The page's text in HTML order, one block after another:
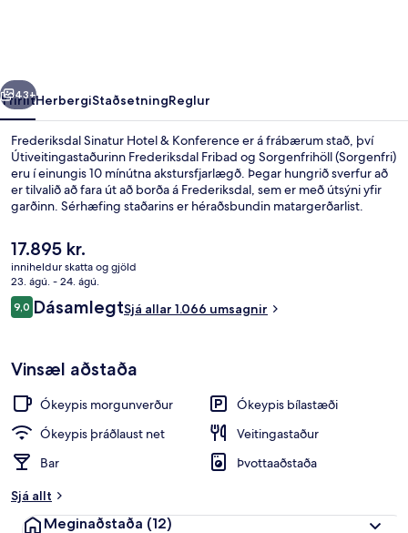
Næsta
43+
YfirlitHerbergiStaðsetningReglur
Frederiksdal Sinatur Hotel & Konference er á frábærum stað, því
Útiveitingastaðurinn Frederiksdal Fribad og Sorgenfrihöll (Sorgenfri)
eru í einungis 10 mínútna akstursfjarlægð. Þegar hungrið sverfur að
er tilvalið að fara út að borða á Frederiksdal, sem er með útsýni yfir
garðinn. Sérhæfing staðarins er héraðsbundin matargerðarlist.
staðarins.
Núverandi
verð
er
17.895 kr.
17.895 kr.
inniheldur skatta og gjöld
23. ágú. - 24. ágú.
Umsagnir
9,09,0 af 10
DásamlegtSjá allar 1.066 umsagnir
Vinsæl aðstaða
Ókeypis morgunverður
Ókeypis bílastæði
Ókeypis þráðlaust net
Veitingastaður
Bar
Þvottaaðstaða
Sjá allt
Meginaðstaða (12)